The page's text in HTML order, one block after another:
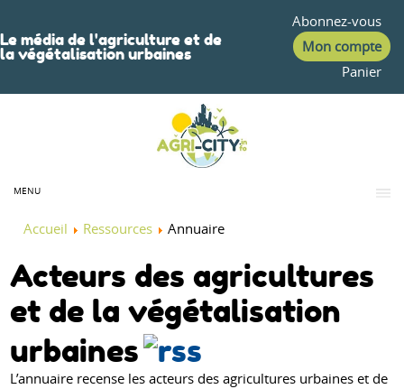
Le média de l'agriculture et de
la végétalisation urbaines
Abonnez-vous
Mon compte
Panier
MENU
Accueil Ressources Annuaire
Acteurs des agricultures
et de la végétalisation
urbaines
L’annuaire recense les acteurs des agricultures urbaines et de